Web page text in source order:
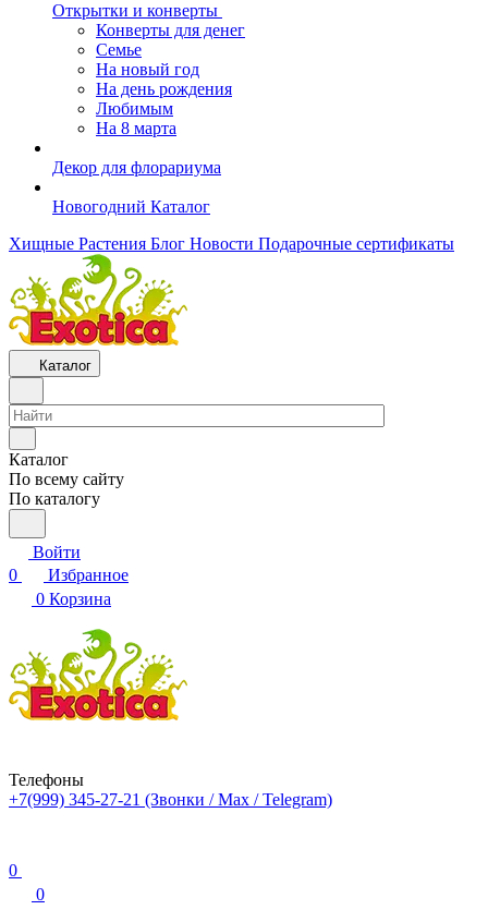
Открытки и конверты
Конверты для денег
Семье
На новый год
На день рождения
Любимым
На 8 марта
Декор для флорариума
Новогодний Каталог
Хищные Растения Блог Новости Подарочные сертификаты
Каталог
Каталог
По всему сайту
По каталогу
Войти
0
Избранное
0 Корзина
Телефоны
+7(999) 345-27-21 (Звонки / Max / Telegram)
0
0